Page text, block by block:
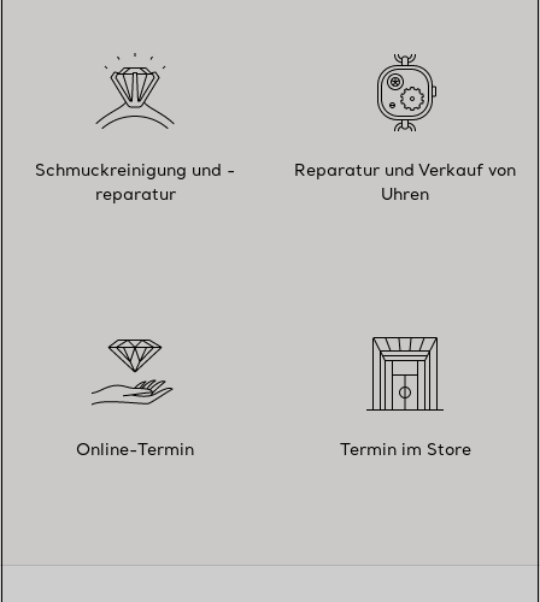
Schmuckreinigung und -
reparatur
Reparatur und Verkauf von
Uhren
Online-Termin Termin im Store